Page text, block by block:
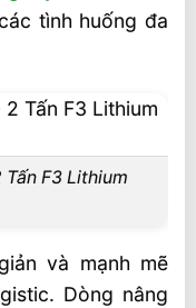
tình huống đa
Tấn F3 Lithium
và mạnh mẽ
Dòng nâng